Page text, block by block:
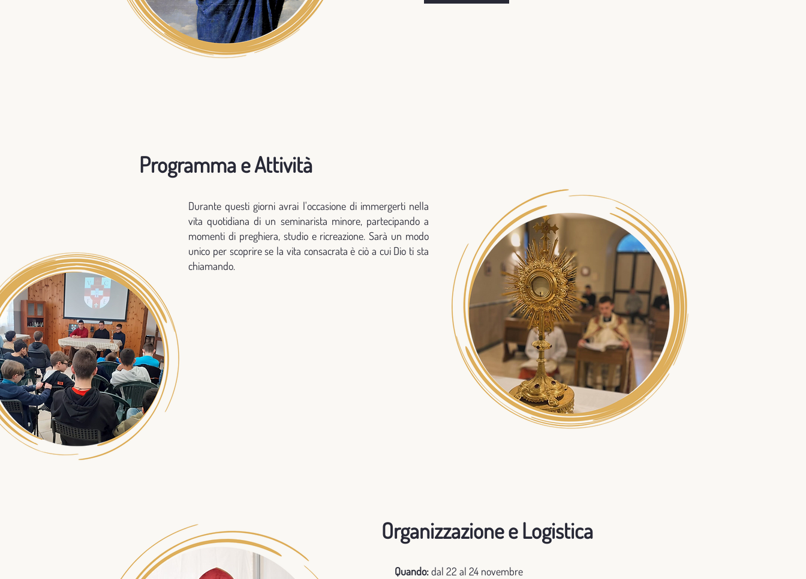
Programma e Attività
Durante questi giorni avrai l'occasione di immergerti nella
vita quotidiana di un seminarista minore, partecipando a
momenti di preghiera, studio e ricreazione. Sarà un modo
unico per scoprire se la vita consacrata è ciò a cui Dio ti sta
chiamando.
Organizzazione e Logistica
Quando:dal 22 al 24 novembre